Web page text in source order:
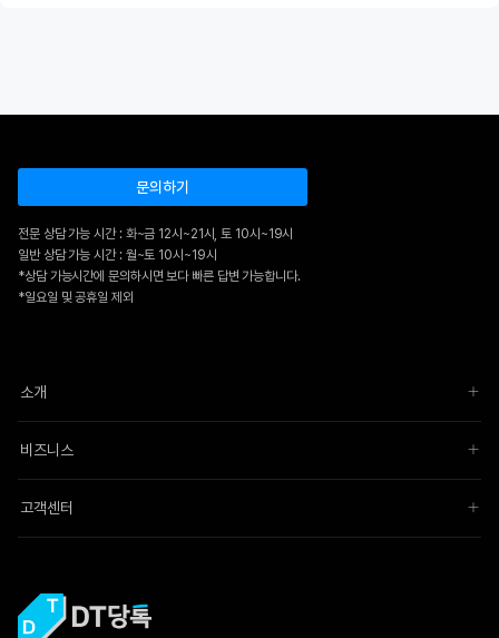
문의하기
전문 상담 가능 시간 : 화~금 12시~21시, 토 10시~19시
일반 상담 가능 시간 : 월~토 10시~19시
*상담 가능시간에 문의하시면 보다 빠른 답변 가능합니다.
*일요일 및 공휴일 제외
소개
비즈니스
고객센터